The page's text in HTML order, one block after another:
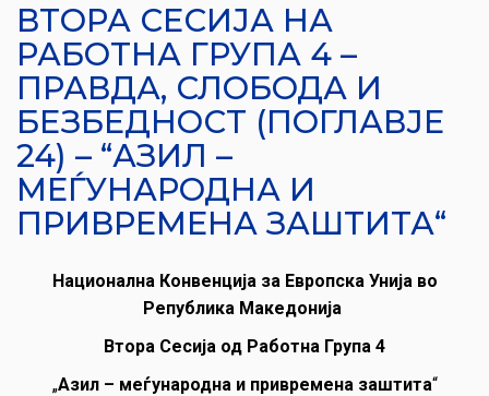
ВТОРА СЕСИЈА НА
РАБОТНА ГРУПА 4 –
ПРАВДА, СЛОБОДА И
БЕЗБЕДНОСТ (ПОГЛАВЈЕ
24) – “АЗИЛ –
МЕЃУНАРОДНА И
ПРИВРЕМЕНА ЗАШТИТА“
Национална Конвенција за Европска Унија во
Република Македонија
Втора Сесија од Работна Група 4
„Азил – меѓународна и привремена заштита“